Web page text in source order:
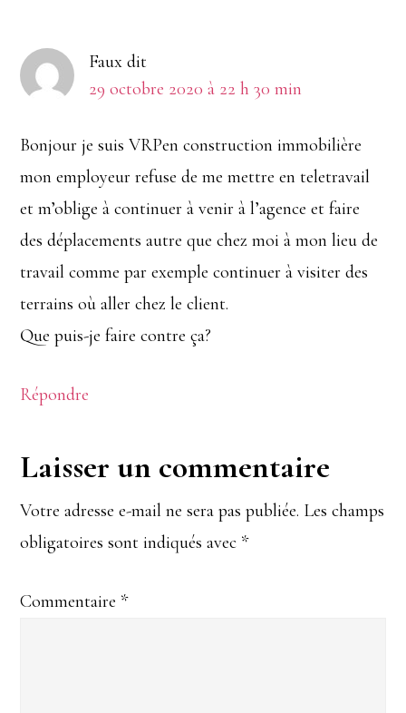
Faux dit
29 octobre 2020 à 22 h 30 min
Bonjour je suis VRPen construction immobilière
mon employeur refuse de me mettre en teletravail
et m’oblige à continuer à venir à l’agence et faire
des déplacements autre que chez moi à mon lieu de
travail comme par exemple continuer à visiter des
terrains où aller chez le client.
Que puis-je faire contre ça?
Répondre
Laisser un commentaire
Votre adresse e-mail ne sera pas publiée. Les champs
obligatoires sont indiqués avec *
Commentaire *